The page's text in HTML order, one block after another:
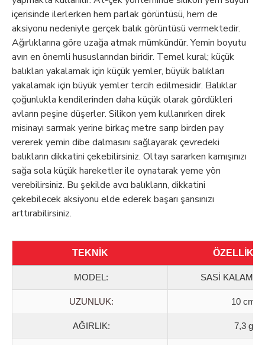
içerisinde ilerlerken hem parlak görüntüsü, hem de
aksiyonu nedeniyle gerçek balık görüntüsü vermektedir.
Ağırlıklarına göre uzağa atmak mümkündür. Yemin boyutu
avın en önemli hususlarından biridir. Temel kural; küçük
balıkları yakalamak için küçük yemler, büyük balıkları
yakalamak için büyük yemler tercih edilmesidir. Balıklar
çoğunlukla kendilerinden daha küçük olarak gördükleri
avların peşine düşerler. Silikon yem kullanırken direk
misinayı sarmak yerine birkaç metre sarıp birden pay
vererek yemin dibe dalmasını sağlayarak çevredeki
balıkların dikkatini çekebilirsiniz. Oltayı sararken kamışınızı
sağa sola küçük hareketler ile oynatarak yeme yön
verebilirsiniz. Bu şekilde avcı balıkların, dikkatini
çekebilecek aksiyonu elde ederek başarı şansınızı
arttırabilirsiniz.
TEKNİK
MODEL: SASİ
UZUNLUK: 10 cm
AĞIRLIK: 7,3 g